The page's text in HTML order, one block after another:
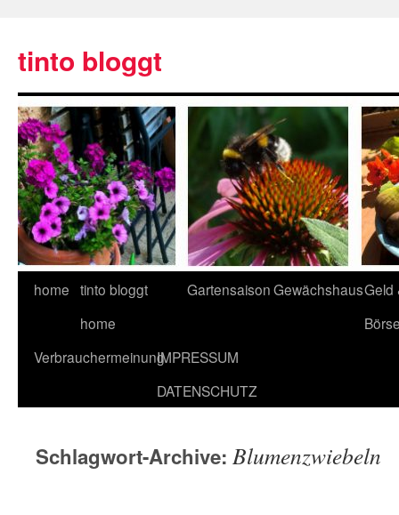
tinto bloggt
home tinto bloggt
home
GartensaisonGewächshausGeld
VerbrauchermeinungIMPRESSUM
DATENSCHUTZ
Schlagwort-Archive: Blumenzwiebeln